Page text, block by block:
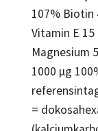
107% Biotin
Vitamin E
Magnesium
1000 µg
=